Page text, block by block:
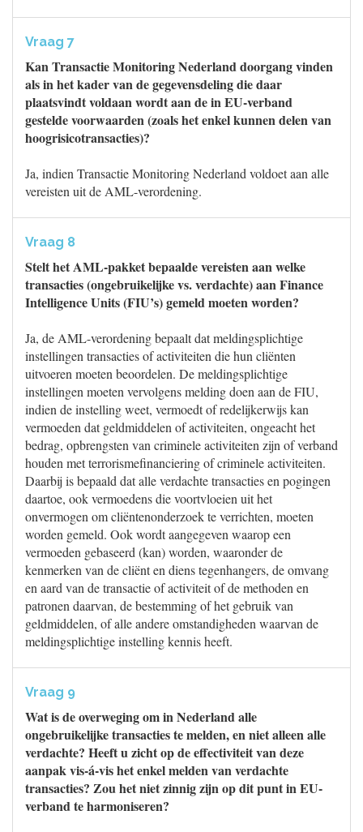
Vraag 7
Kan Transactie Monitoring Nederland doorgang vinden
als in het kader van de gegevensdeling die daar
plaatsvindt voldaan wordt aan de in EU-verband
gestelde voorwaarden (zoals het enkel kunnen delen van
hoogrisicotransacties)?
Ja, indien Transactie Monitoring Nederland voldoet aan alle
vereisten uit de AML-verordening.
Vraag 8
Stelt het AML-pakket bepaalde vereisten aan welke
transacties (ongebruikelijke vs. verdachte) aan Finance
Intelligence Units (FIU’s) gemeld moeten worden?
Ja, de AML-verordening bepaalt dat meldingsplichtige
instellingen transacties of activiteiten die hun cliënten
uitvoeren moeten beoordelen. De meldingsplichtige
instellingen moeten vervolgens melding doen aan de FIU,
indien de instelling weet, vermoedt of redelijkerwijs kan
vermoeden dat geldmiddelen of activiteiten, ongeacht het
bedrag, opbrengsten van criminele activiteiten zijn of verband
houden met terrorismefinanciering of criminele activiteiten.
Daarbij is bepaald dat alle verdachte transacties en pogingen
daartoe, ook vermoedens die voortvloeien uit het
onvermogen om cliëntenonderzoek te verrichten, moeten
worden gemeld. Ook wordt aangegeven waarop een
vermoeden gebaseerd (kan) worden, waaronder de
kenmerken van de cliënt en diens tegenhangers, de omvang
en aard van de transactie of activiteit of de methoden en
patronen daarvan, de bestemming of het gebruik van
geldmiddelen, of alle andere omstandigheden waarvan de
meldingsplichtige instelling kennis heeft.
Vraag 9
Wat is de overweging om in Nederland alle
ongebruikelijke transacties te melden, en niet alleen alle
verdachte? Heeft u zicht op de effectiviteit van deze
aanpak vis-á-vis het enkel melden van verdachte
transacties? Zou het niet zinnig zijn op dit punt in EU-
verband te harmoniseren?